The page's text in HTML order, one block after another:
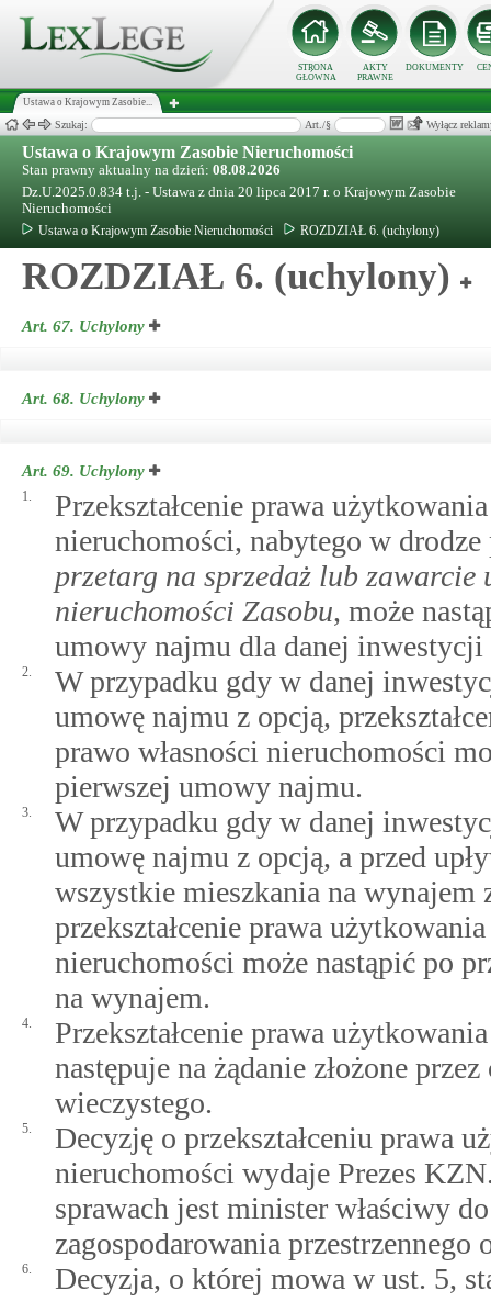
STRONA
GŁÓWNA
AKTY
PRAWNE
DOKUMENTY
Ustawa o Krajowym Zasobie...
Szukaj: Art./§ Wyłącz
Ustawa o Krajowym Zasobie Nieruchomości
Stan prawny aktualny na dzień: 08.08.2026
Dz.U.2025.0.834 t.j. - Ustawa z dnia 20 lipca 2017 r. o Krajowym Zasobie
Nieruchomości
Ustawa o Krajowym Zasobie Nieruchomości
ROZDZIAŁ 6. (uchylony)
ROZDZIAŁ 6. (uchylony)
Art. 67. Uchylony
Art. 68. Uchylony
Art. 69. Uchylony
1.
Przekształcenie prawa
nieruchomości, nabytego w
przetarg na sprzedaż lub zawarcie
nieruchomości Zasobu, może
umowy najmu dla danej
2.
W przypadku gdy w danej
umowę najmu z opcją,
prawo własności nieruchomości
pierwszej umowy najmu.
3.
W przypadku gdy w danej
umowę najmu z opcją, a przed
wszystkie mieszkania na wynajem
przekształcenie prawa
nieruchomości może nastąpić po
na wynajem.
4.
Przekształcenie prawa
następuje na żądanie złożone
wieczystego.
5.
Decyzję o przekształceniu prawa
nieruchomości wydaje Prezes
sprawach jest minister właściwy
zagospodarowania przestrzennego
6.
Decyzja, o której mowa w ust. 5,